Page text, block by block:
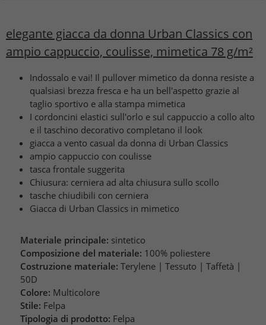
elegante giacca da donna Urban Classics con
ampio cappuccio, coulisse, mimetica 78 g/m²
Indossalo e vai! Il pullover mimetico da donna resiste a
qualsiasi brezza fresca e ha un bell'aspetto grazie al
taglio sportivo e alla stampa mimetica
I cordoncini elastici sull'orlo e sul cappuccio a collo alto
e il taschino decorativo completano il look
giacca a vento casual da donna di Urban Classics
ampio cappuccio con coulisse
tasca frontale suggerita
Chiusura: cerniera ad alta chiusura sullo scollo
tasche chiudibili con cerniera
Giacca di Urban Classics in mimetico
Materiale principale: sintetico
Composizione del materiale: 100% poliestere
Costruzione materiale: Terylene | Tessuto | Taffetà |
50D
Colore: Multicolore
Stile: Felpa
Tipologia di prodotto: Felpa